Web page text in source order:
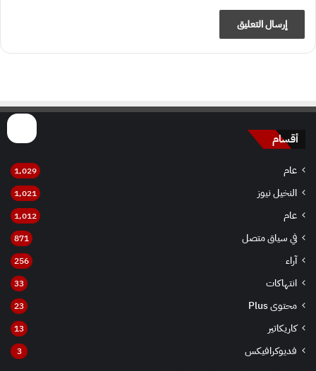
أقسام
عام 1٬029
النخيل نيوز 1٬021
عام 1٬012
في سياق متصل 871
آراء 256
انتهاكات 33
محتوى Plus 23
كاريكاتير 13
فديوكرافيكس 3